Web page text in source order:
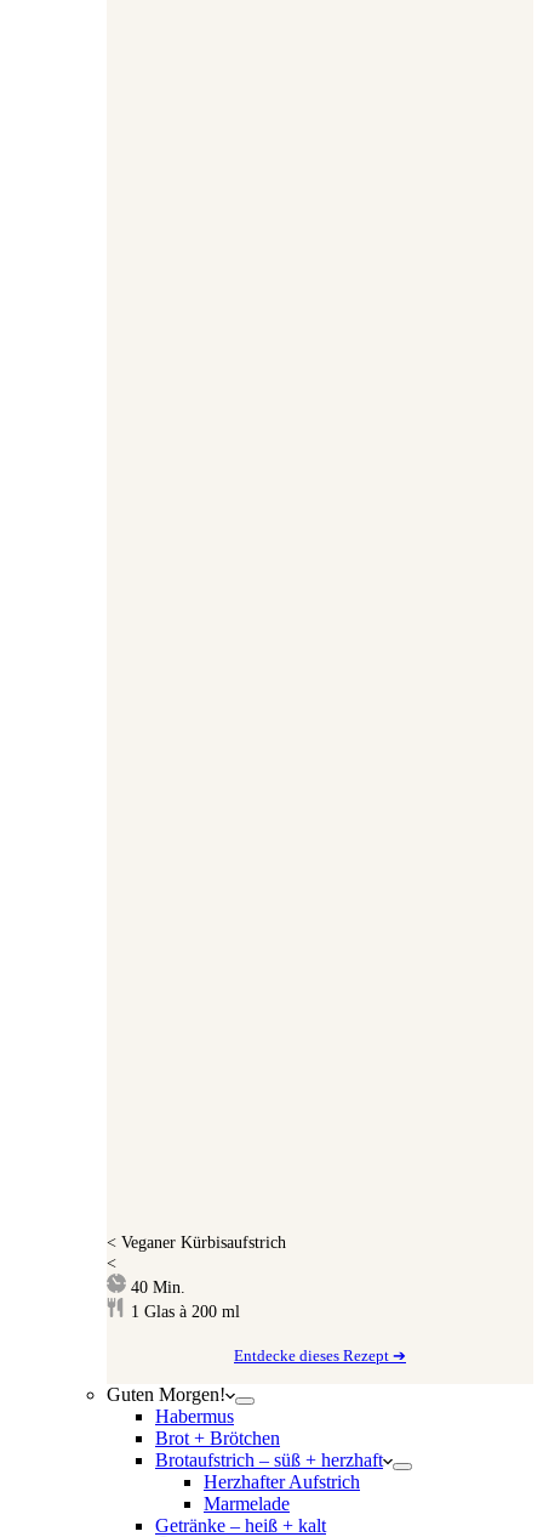
< Veganer Kürbisaufstrich
<
40Minuten
Min.
1 Glas à 200 ml
Entdecke dieses Rezept ➔
Guten Morgen!
Habermus
Brot + Brötchen
Brotaufstrich – süß + herzhaft
Herzhafter Aufstrich
Marmelade
Getränke – heiß + kalt